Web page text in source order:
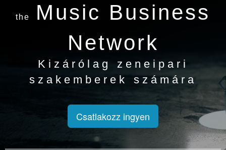
the
Music Business
Network
Kizárólag zeneipari
szakemberek számára
Csatlakozz ingyen